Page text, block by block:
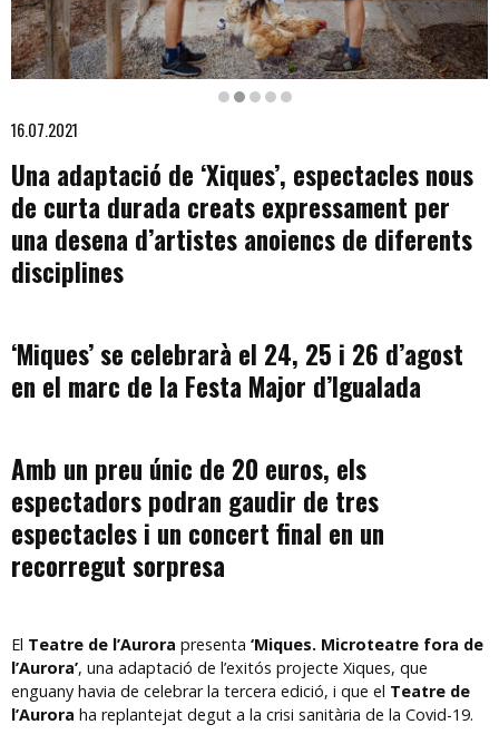
Diapositiva 2 de 5
16.07.2021
Una adaptació de ‘Xiques’, espectacles nous
de curta durada creats expressament per
una desena d’artistes anoiencs de diferents
disciplines
‘Miques’ se celebrarà el 24, 25 i 26 d’agost
en el marc de la Festa Major d’Igualada
Amb un preu únic de 20 euros, els
espectadors podran gaudir de tres
espectacles i un concert final en un
recorregut sorpresa
El Teatre de l’Aurora presenta ‘Miques. Microteatre fora de
l’Aurora’, una adaptació de l’exitós projecte Xiques, que
enguany havia de celebrar la tercera edició, i que el Teatre de
l’Aurora ha replantejat degut a la crisi sanitària de la Covid-19.